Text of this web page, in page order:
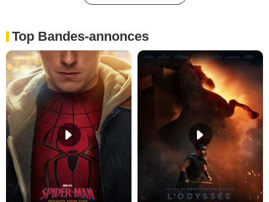
Top Bandes-annonces